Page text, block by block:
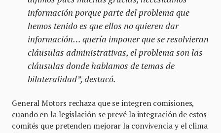
información porque parte del problema que
hemos tenido es que ellos no quieren dar
información… quería imponer que se resolvieran
cláusulas administrativas, el problema son las
cláusulas donde hablamos de temas de
bilateralidad”, destacó.
General Motors rechaza que se integren comisiones,
cuando en la legislación se prevé la integración de estos
comités que pretenden mejorar la convivencia y el clima